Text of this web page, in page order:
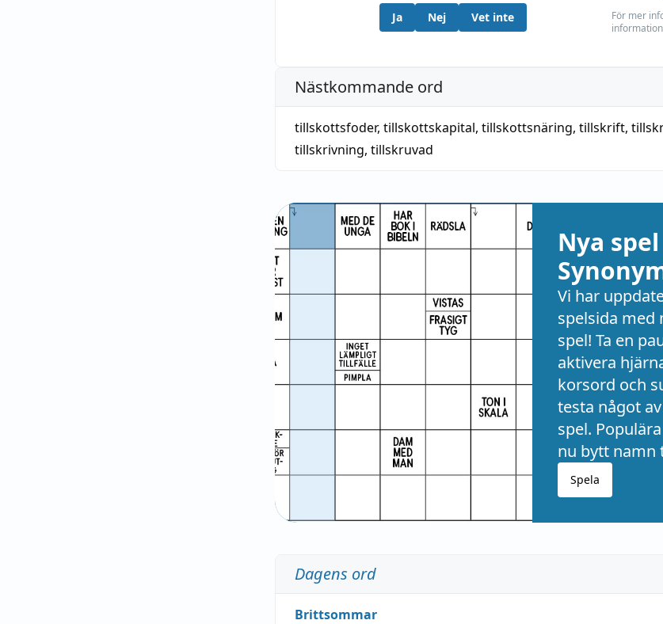
Ja Nej Vet inte
För mer
Nästkommande ord
tillskottsfoder, tillskottskapital, tillskottsnäring, tillskrift,
tillskrivning, tillskruvad
Nya
Vi har
spelsida med
spel! Ta en
aktivera
korsord och
testa något
spel.
nu bytt namn
Spela
Dagens ord
Brittsommar